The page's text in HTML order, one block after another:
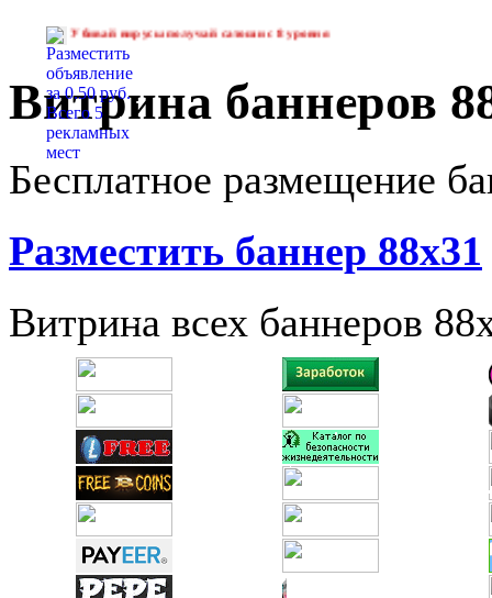
вирусы получай сатоши с 8 уровня
Витрина баннеров
Бесплатное размещение
Разместить баннер 88х31
Витрина всех баннеров